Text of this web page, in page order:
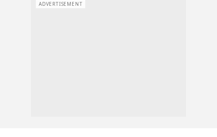
ADVERTISEMENT